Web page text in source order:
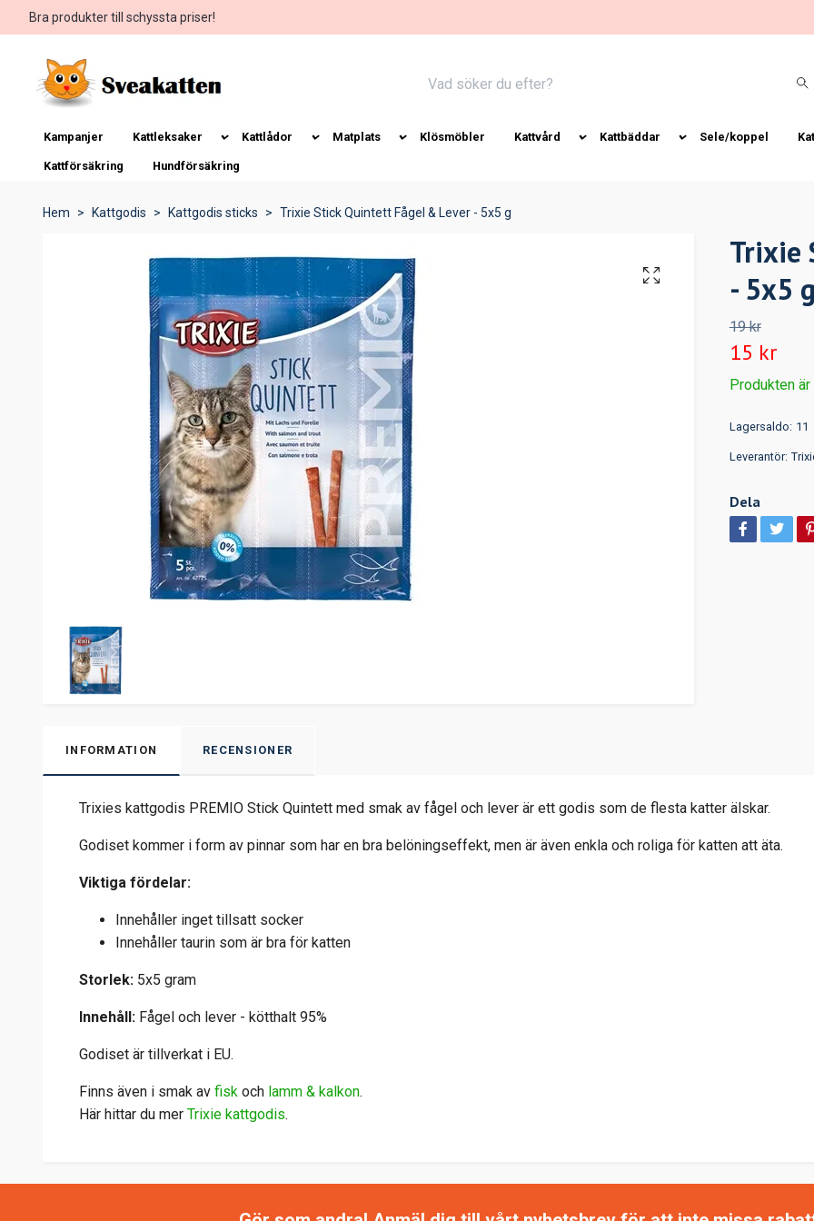
Bra produkter till schyssta priser!
Kampanjer Kattleksaker Kattlådor Matplats Klösmöbler Kattvård Kattbäddar Sele/koppel
Kattförsäkring Hundförsäkring
Hem Kattgodis Kattgodis sticks Trixie Stick Quintett Fågel & Lever - 5x5 g
Trixie
- 5x5
19 kr
15 kr
Produkten
Lagersaldo: 11
Leverantör:
Dela
INFORMATION RECENSIONER
Trixies kattgodis PREMIO Stick Quintett med smak av fågel och lever är ett godis som de flesta katter älskar.
Godiset kommer i form av pinnar som har en bra belöningseffekt, men är även enkla och roliga för katten att äta.
Viktiga fördelar:
Innehåller inget tillsatt socker
Innehåller taurin som är bra för katten
Storlek: 5x5 gram
Innehåll: Fågel och lever - kötthalt 95%
Godiset är tillverkat i EU.
Finns även i smak av fisk och lamm & kalkon.
Här hittar du mer Trixie kattgodis.